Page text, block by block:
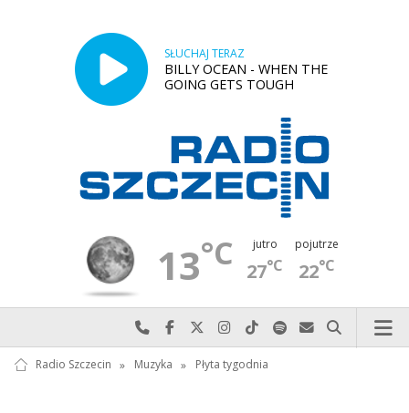
SŁUCHAJ TERAZ
BILLY OCEAN - WHEN THE
GOING GETS TOUGH
13°C jutro
27°C
pojutrze
22°C
Najlepiej po prostu do nas zadzwoń
Odwiedź nas na Facebook-u
Odwiedź nas na X
Odwiedź nas na Instagram-ie
Odwiedź nas na TikTok-u
Szukaj nas na Spotify
Wyślij do nas
Szukaj
Radio Szczecin » Muzyka » Płyta tygodnia